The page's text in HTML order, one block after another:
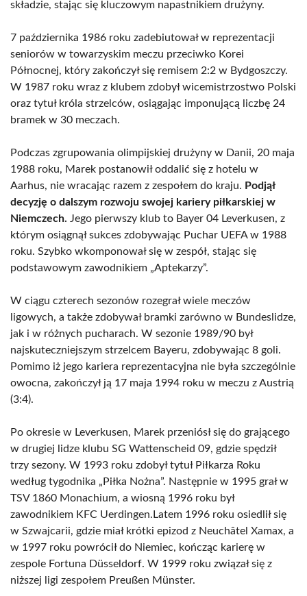
składzie, stając się kluczowym napastnikiem drużyny.
7 października 1986 roku zadebiutował w reprezentacji
seniorów w towarzyskim meczu przeciwko Korei
Północnej, który zakończył się remisem 2:2 w Bydgoszczy.
W 1987 roku wraz z klubem zdobył wicemistrzostwo Polski
oraz tytuł króla strzelców, osiągając imponującą liczbę 24
bramek w 30 meczach.
Podczas zgrupowania olimpijskiej drużyny w Danii, 20 maja
1988 roku, Marek postanowił oddalić się z hotelu w
Aarhus, nie wracając razem z zespołem do kraju. Podjął
decyzję o dalszym rozwoju swojej kariery piłkarskiej w
Niemczech. Jego pierwszy klub to Bayer 04 Leverkusen, z
którym osiągnął sukces zdobywając Puchar UEFA w 1988
roku. Szybko wkomponował się w zespół, stając się
podstawowym zawodnikiem „Aptekarzy”.
W ciągu czterech sezonów rozegrał wiele meczów
ligowych, a także zdobywał bramki zarówno w Bundeslidze,
jak i w różnych pucharach. W sezonie 1989/90 był
najskuteczniejszym strzelcem Bayeru, zdobywając 8 goli.
Pomimo iż jego kariera reprezentacyjna nie była szczególnie
owocna, zakończył ją 17 maja 1994 roku w meczu z Austrią
(3:4).
Po okresie w Leverkusen, Marek przeniósł się do grającego
w drugiej lidze klubu SG Wattenscheid 09, gdzie spędził
trzy sezony. W 1993 roku zdobył tytuł Piłkarza Roku
według tygodnika „Piłka Nożna”. Następnie w 1995 grał w
TSV 1860 Monachium, a wiosną 1996 roku był
zawodnikiem KFC Uerdingen.Latem 1996 roku osiedlił się
w Szwajcarii, gdzie miał krótki epizod z Neuchâtel Xamax, a
w 1997 roku powrócił do Niemiec, kończąc karierę w
zespole Fortuna Düsseldorf. W 1999 roku związał się z
niższej ligi zespołem Preußen Münster.